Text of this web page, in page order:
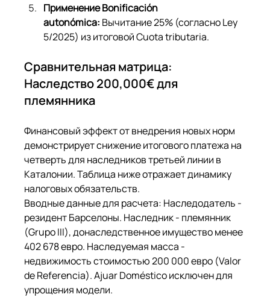
Применение Bonificación
autonómica: Вычитание 25% (согласно Ley
5/2025) из итоговой Cuota tributaria.
Сравнительная матрица:
Наследство 200,000€ для
племянника
Финансовый эффект от внедрения новых норм
демонстрирует снижение итогового платежа на
четверть для наследников третьей линии в
Каталонии. Таблица ниже отражает динамику
налоговых обязательств.
Вводные данные для расчета: Наследодатель -
резидент Барселоны. Наследник - племянник
(Grupo III), донаследственное имущество менее
402 678 евро. Наследуемая масса -
недвижимость стоимостью 200 000 евро (Valor
de Referencia). Ajuar Doméstico исключен для
упрощения модели.